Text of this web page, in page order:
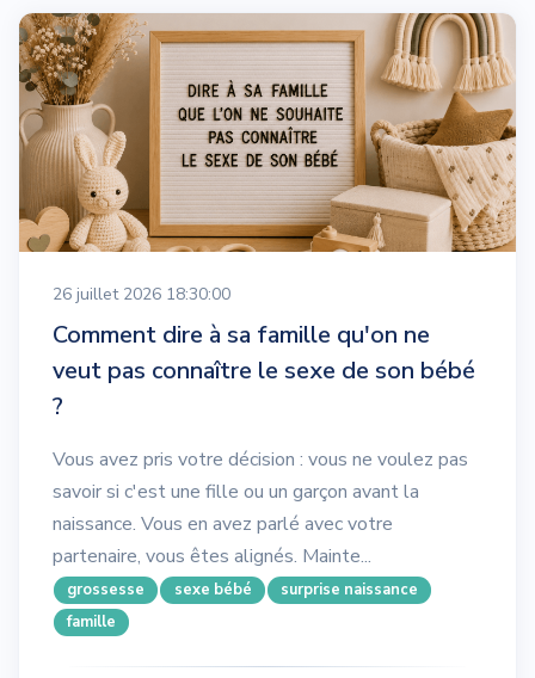
26 juillet 2026 18:30:00
Comment dire à sa famille qu'on ne
veut pas connaître le sexe de son bébé
?
Vous avez pris votre décision : vous ne voulez pas
savoir si c'est une fille ou un garçon avant la
naissance. Vous en avez parlé avec votre
partenaire, vous êtes alignés. Mainte...
grossesse sexe bébé
surprise naissance
famille